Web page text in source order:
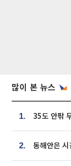
많이 본 뉴스
1.
2.